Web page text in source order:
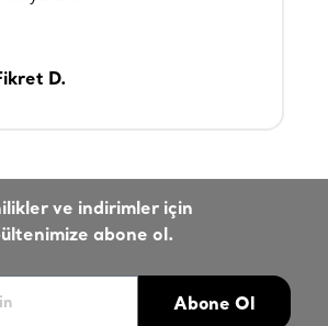
D.
ve indirimler için
abone ol.
Abone Ol